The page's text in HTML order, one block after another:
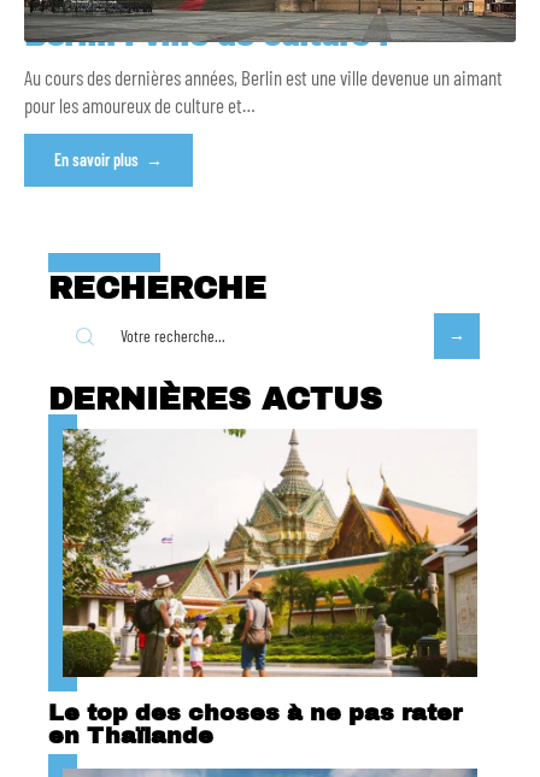
Berlin : ville de culture !
Au cours des dernières années, Berlin est une ville devenue un aimant
pour les amoureux de culture et…
En savoir plus
RECHERCHE
DERNIÈRES ACTUS
Le top des choses à ne pas rater
en Thaïlande